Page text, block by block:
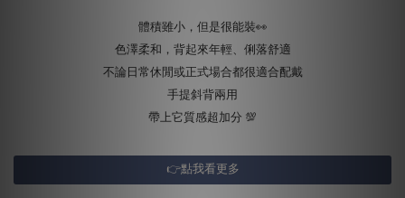
體積雖小，但是很能裝👀
色澤柔和，背起來年輕、俐落舒適
不論日常休閒或正式場合都很適合配戴
手提斜背兩用
帶上它質感超加分 💯
👉點我看更多